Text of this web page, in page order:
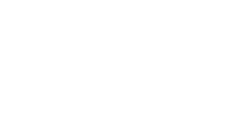
CBR1000RRR Rebel1100 500 250
AfricaTwin
松阪】
】